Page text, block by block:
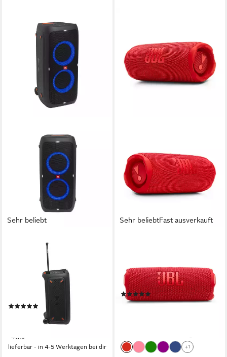
Sehr beliebt
PartyBox 310 Party-
Lautsprecher
Netzwerkstandard
Gesamtleistung
Max. Akkulaufzeit
(247)
UVP
579,99 €
mtl. in 24 Raten
-40%
lieferbar - in 4-5 Werktagen bei dir
Sehr beliebtFast ausverkauft
Netzwerkstandard
35 W Gesamtleistung
0,83 kg Gewicht
(81)
107,90 € UVP149,99 €
+1